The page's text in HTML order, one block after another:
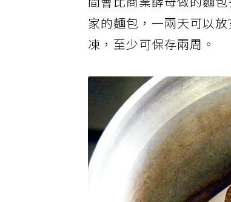
間會比商業酵母做的麵
家的麵包，一兩天可以
凍，至少可保存兩周。